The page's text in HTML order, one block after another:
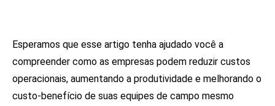
Esperamos que esse artigo tenha ajudado você a
compreender como as empresas podem reduzir custos
operacionais, aumentando a produtividade e melhorando o
custo-benefício de suas equipes de campo mesmo